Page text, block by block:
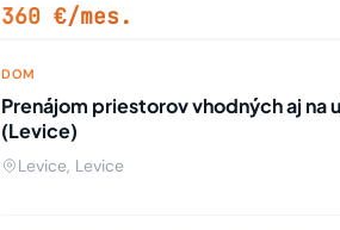
360 €/mes.
DOM
Prenájom priestorov vhodných aj
(Levice)
Levice, Levice